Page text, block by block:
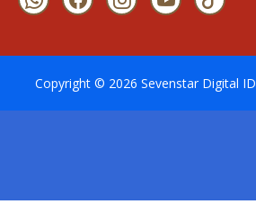
Copyright © 2026 Sevenstar Digital ID